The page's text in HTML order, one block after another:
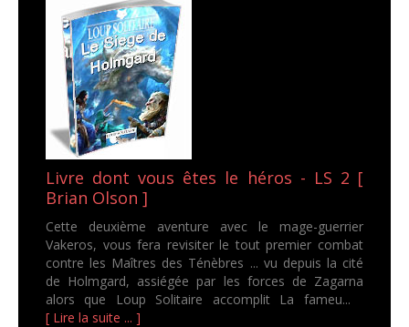
Livre dont vous êtes le héros - LS 2 [
Brian Olson ]
Cette deuxième aventure avec le mage-guerrier
Vakeros, vous fera revisiter le tout premier combat
contre les Maîtres des Ténèbres ... vu depuis la cité
de Holmgard, assiégée par les forces de Zagarna
alors que Loup Solitaire accomplit La fameu...
[ Lire la suite ... ]